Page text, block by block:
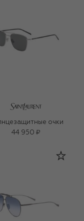
очки
44 950 ₽